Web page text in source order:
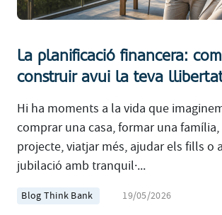
La planificació financera:
construir avui la teva
Hi ha moments a la vida que
comprar una casa, formar una
projecte, viatjar més, ajudar els fills o
jubilació amb tranquil·...
Blog Think Bank 19/05/2026